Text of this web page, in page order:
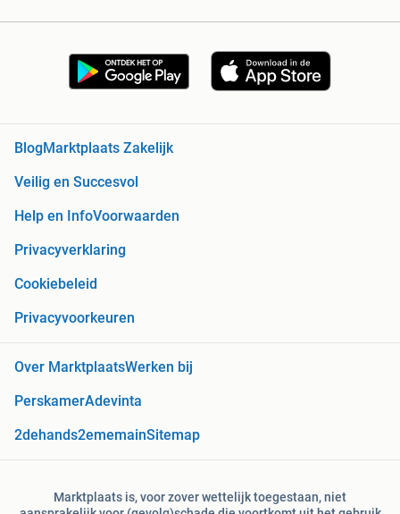
Blog Marktplaats Zakelijk
Veilig en Succesvol
Help en InfoVoorwaarden
Privacyverklaring
Cookiebeleid
Privacyvoorkeuren
Over MarktplaatsWerken bij
PerskamerAdevinta
2dehands2ememainSitemap
Marktplaats is, voor zover wettelijk toegestaan, niet